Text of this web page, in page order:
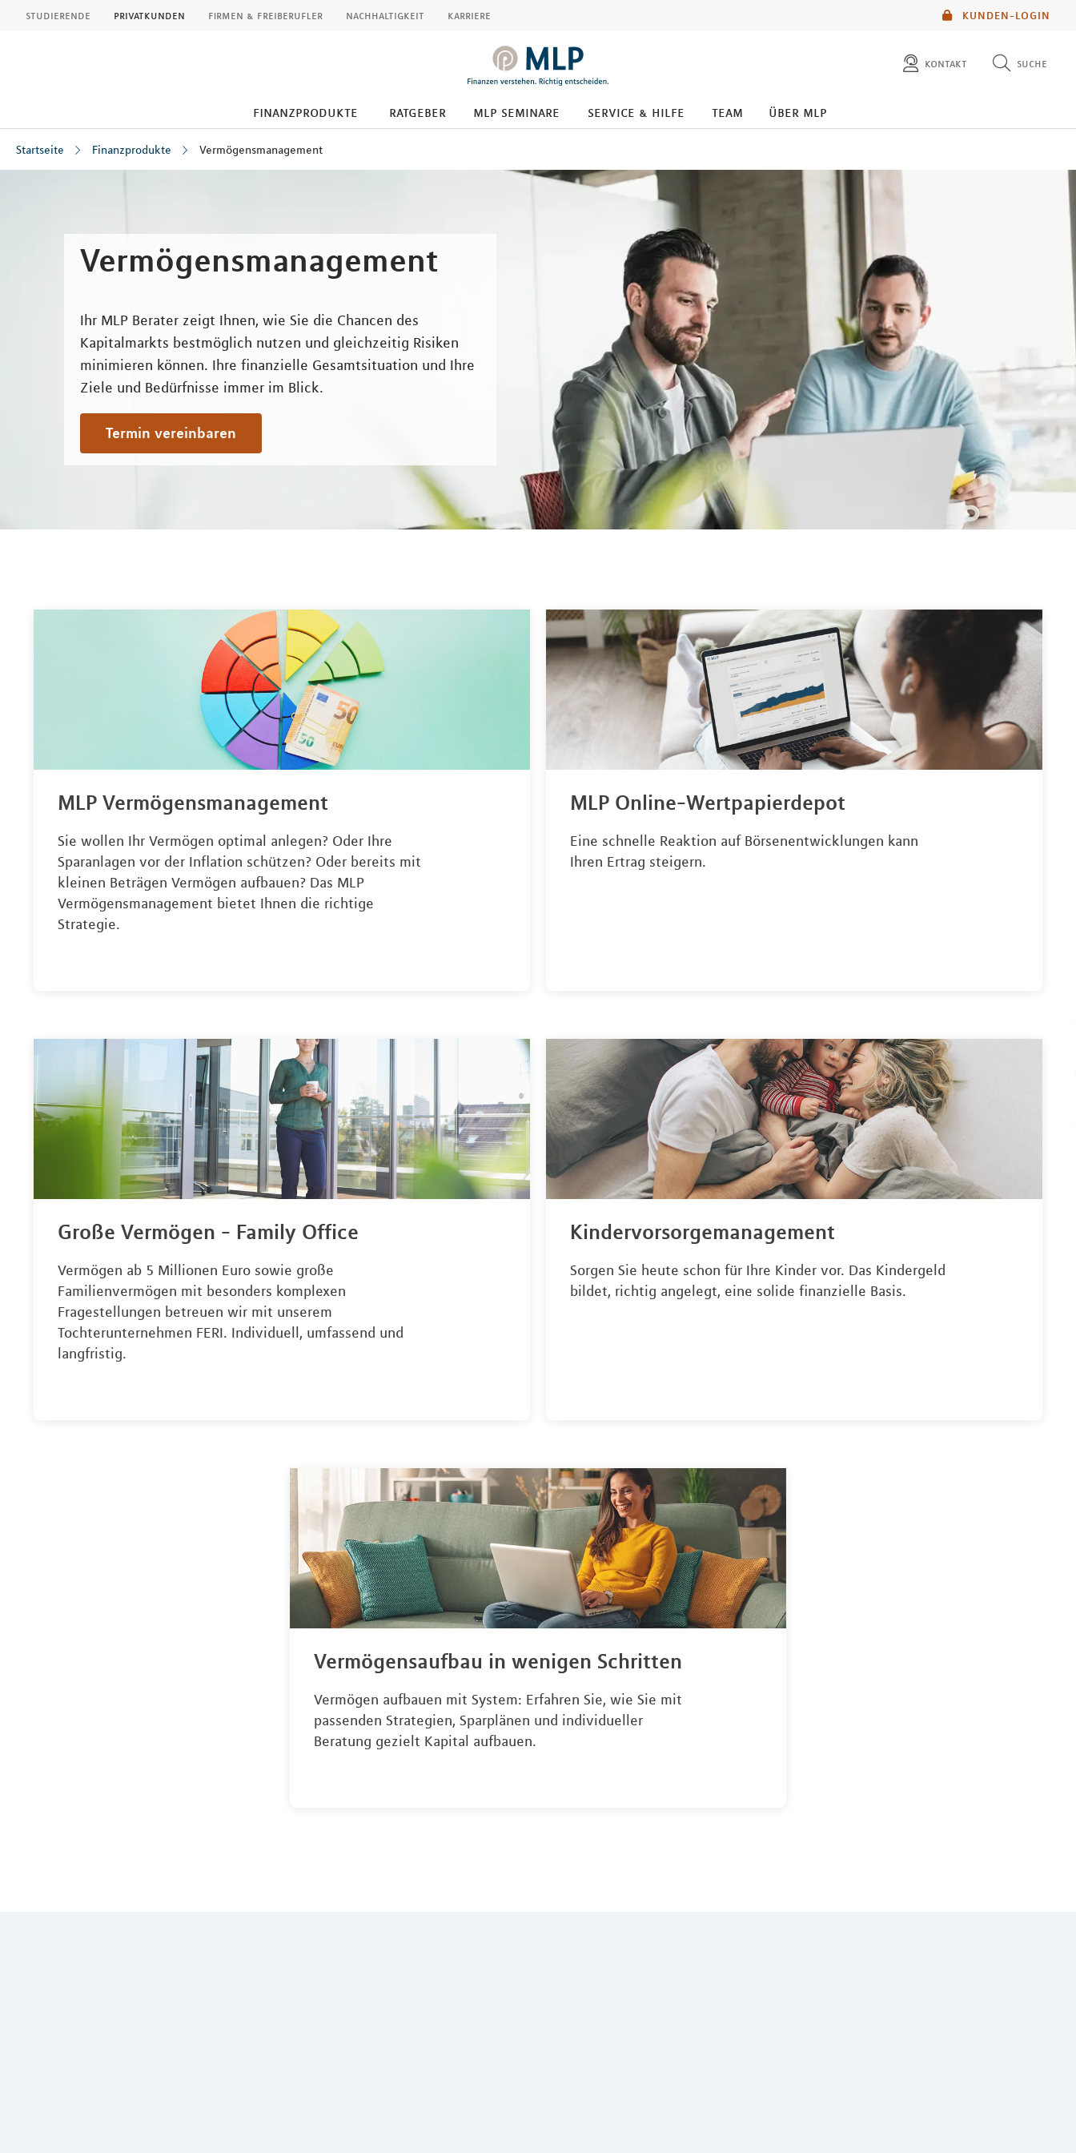
KUNDEN-LOGIN
studierende privatkunden firmen & freiberufler nachhaltigkeit karriere
kontakt suche
finanzprodukte ratgeber mlp seminare service & hilfe team über mlp
Startseite Finanzprodukte Vermögensmanagement
Vermögensmanagement
Ihr MLP Berater zeigt Ihnen, wie Sie die Chancen des
Kapitalmarkts bestmöglich nutzen und gleichzeitig Risiken
minimieren können. Ihre finanzielle Gesamtsituation und Ihre
Ziele und Bedürfnisse immer im Blick.
Termin vereinbaren
MLP Vermögensmanagement
Sie wollen Ihr Vermögen optimal anlegen? Oder Ihre
Sparanlagen vor der Inflation schützen? Oder bereits mit
kleinen Beträgen Vermögen aufbauen? Das MLP
Vermögensmanagement bietet Ihnen die richtige
Strategie.
MLP Online-Wertpapierdepot
Eine schnelle Reaktion auf Börsenentwicklungen kann
Ihren Ertrag steigern.
Große Vermögen - Family Office
Vermögen ab 5 Millionen Euro sowie große
Familienvermögen mit besonders komplexen
Fragestellungen betreuen wir mit unserem
Tochterunternehmen FERI. Individuell, umfassend und
langfristig.
Kindervorsorgemanagement
Sorgen Sie heute schon für Ihre Kinder vor. Das Kindergeld
bildet, richtig angelegt, eine solide finanzielle Basis.
Vermögensaufbau in wenigen Schritten
Vermögen aufbauen mit System: Erfahren Sie, wie Sie mit
passenden Strategien, Sparplänen und individueller
Beratung gezielt Kapital aufbauen.